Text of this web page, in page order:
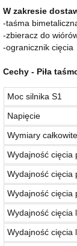
W zakresie
-taśma
-zbieracz do
-ogranicznik cięcia
Cechy - Piła
Moc silnika S1
Napięcie
Wymiary całkowite
Wydajność cięcia
Wydajność cięcia
Wydajność cięcia
Wydajność cięcia
Wydajność cięcia